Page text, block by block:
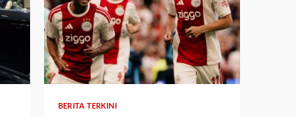
BERITA TERKINI